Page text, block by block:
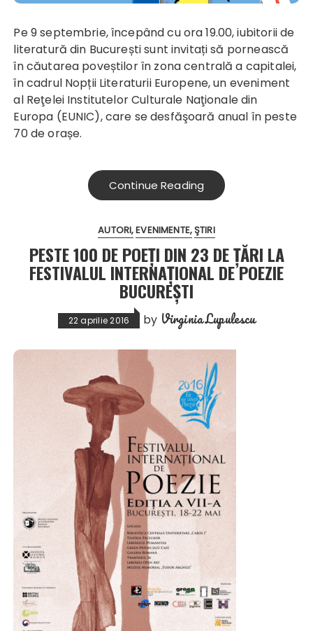
Pe 9 septembrie, începând cu ora 19.00, iubitorii de
literatură din București sunt invitați să pornească
în căutarea poveștilor în zona centrală a capitalei,
în cadrul Nopții Literaturii Europene, un eveniment
al Reţelei Institutelor Culturale Naţionale din
Europa (EUNIC), care se desfăşoară anual în peste
70 de orașe.
Continue Reading
AUTORI EVENIMENTE ŞTIRI
PESTE 100 DE POEŢI DIN 23 DE ŢĂRI LA
FESTIVALUL INTERNAŢIONAL DE POEZIE
BUCUREŞTI
22 aprilie 2016 by Virginia Lupulescu